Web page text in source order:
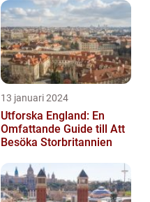
13 januari 2024
Utforska England: En
Omfattande Guide till Att
Besöka Storbritannien